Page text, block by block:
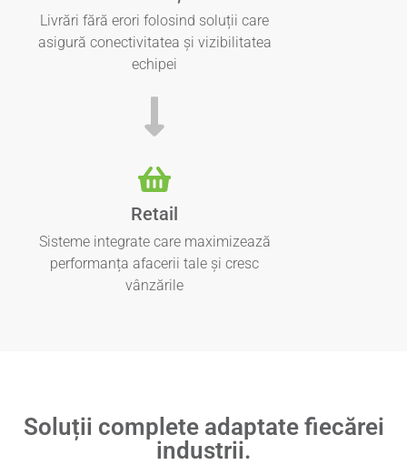
Livrări fără erori folosind soluții care
asigură conectivitatea și vizibilitatea
echipei
Retail
Sisteme integrate care maximizează
performanța afacerii tale și cresc
vânzările
Soluții complete adaptate fiecărei
industrii.